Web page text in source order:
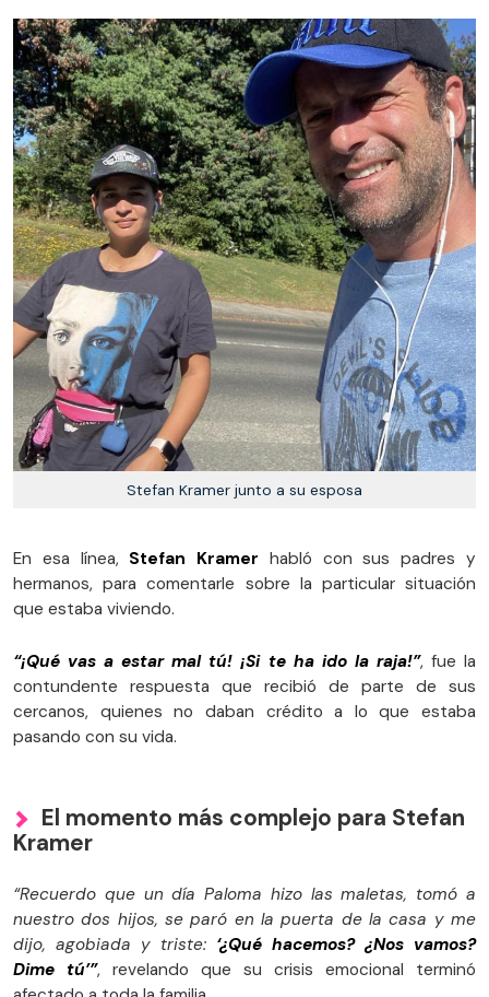
Stefan Kramer junto a su esposa
En esa línea, Stefan Kramer habló con sus padres y
hermanos, para comentarle sobre la particular situación
que estaba viviendo.
“¡Qué vas a estar mal tú! ¡Si te ha ido la raja!”, fue la
contundente respuesta que recibió de parte de sus
cercanos, quienes no daban crédito a lo que estaba
pasando con su vida.
El momento más complejo para Stefan
Kramer
“Recuerdo que un día Paloma hizo las maletas, tomó a
nuestro dos hijos, se paró en la puerta de la casa y me
dijo, agobiada y triste: ‘¿Qué hacemos? ¿Nos vamos?
Dime tú’”, revelando que su crisis emocional terminó